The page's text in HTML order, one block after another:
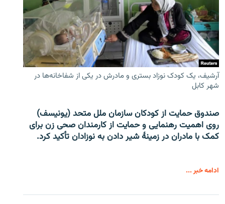
آرشیف، یک کودک نوزاد بستری و مادرش در یکی از شفاخانه‌ها در
شهر کابل
صندوق حمایت از کودکان سازمان ملل متحد (یونیسف)
روی اهمیت رهنمایی و حمایت از کارمندان صحی زن برای
کمک با مادران در زمینۀ شیر دادن به نوزادان تأکید کرد.
ادامه خبر ...